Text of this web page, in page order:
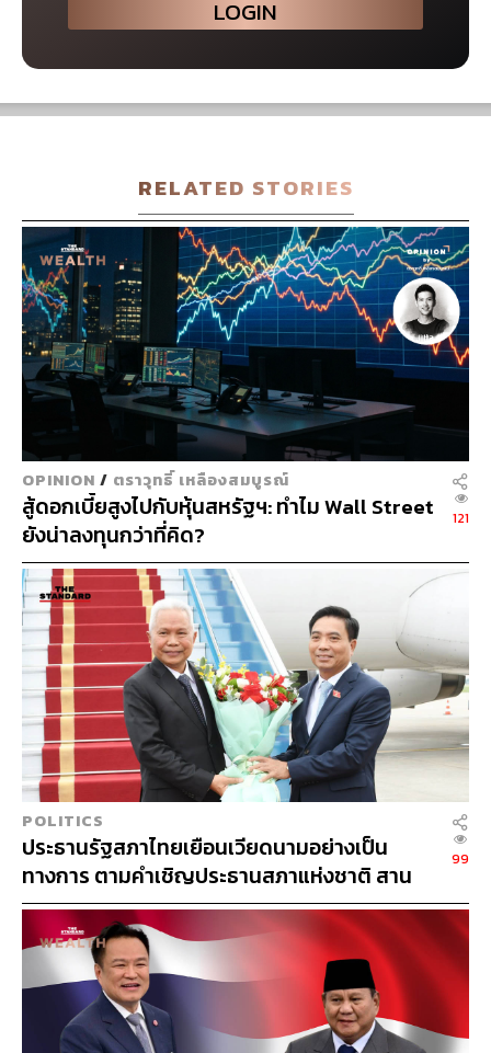
หลัก และเห็นด้วยกับการประกาศลดทอน QE ในปีนี้ เพื่อมี
ช่องทางให้ขึ้นดอกเบี้ยได้ในปี 2023
สัญญาณความเสี่ยงเชิงนโยบายจากสื่อของทางการจีนที่
มองว่าเว็บไซต์เกมออนไลน์เป็นความเสี่ยงต่อเด็กและ
จากคุมเข้มในหลายธุรกิจที่เกี่ยวข้องกับเทคโนโลยีในช่วง
ส่วนปัจจัยที่ต้องติดตามเพราะอาจมีผลกระทบต่อตลาดการ
เงินโลกในระยะข้างหน้า ได้แก่
จำนวนผู้ติดเชื้อใหม่ทั่วโลกที่เพิ่มขึ้น ทำให้หลายประเทศ
ต้องกลับมาใช้มาตรการคุมเข้ม เช่น จีน
ตัวเลขเศรษฐกิจโลกที่ชะลอลงต่อเนื่อง
ความเสี่ยงเงินเฟ้อและการตึงตัวของนโยบายการเงินที่ยัง
คงต้องติดตาม โดยภาพรวมส่งผลกระทบให้อัตราผล
ตอบแทนพันธบัตรสหรัฐฯ ปรับตัวลดลง โดยเฉพาะอายุ
10 ปี ที่ลดลงไปแตะจุดต่ำสุดที่ 1.13%
อย่างไรก็ตาม บริษัทหลักทรัพย์ (บล.) ไทยพาณิชย์ (SCBS)
เชื่อว่าเศรษฐกิจสหรัฐฯ และยุโรปน่าจะได้รับผลกระทบจาก
การระบาดรอบใหม่ไม่มากนัก เนื่องจากการฉีดวัคซีนจะ
ช่วยชะลอการติดเชื้อและความรุนแรงของโรคได้ ทำให้ไม่
ต้องปิดเมืองเป็นวงกว้าง
แต่ความเสี่ยงจะมาลงที่เศรษฐกิจตลาดเกิดใหม่ โดยเฉพาะ
ในจีนที่มีการปิดกิจกรรมเศรษฐกิจอย่างเข้มงวด โดยหลาย
ฝ่าย (เช่น IMF) มองว่า GDP จีนอาจขยายตัวลดลงกว่า
0.5% (จาก 8.6% เป็น 8.1%) ขณะที่ความเสี่ยงเงินเฟ้อยังคง
มีอยู่ โดยเฉพาะในสหรัฐฯ โดยเฉพาะจาก Supply Chain
Shortage (ซึ่งการระบาดรอบใหม่จะยิ่งทำให้ Supply Chain
มีปัญหามากขึ้น) ดังนั้น ยังเป็นไปได้ที่จะเห็นการลดทอน QE
ในระยะต่อไป
ด้านนโยบายการเงินไทย มองว่าการที่ กนง. มีมติไม่เป็น
RELATED STORIES
OPINION / ตราวุทธิ์ เหลืองสมบูรณ์
สู้ดอกเบี้ยสูงไปกับหุ้นสหรัฐฯ: ทำไม Wall Street
ยังน่าลงทุนกว่าที่คิด?
121
POLITICS
ประธานรัฐสภาไทยเยือนเวียดนามอย่างเป็น
ทางการ ตามคำเชิญประธานสภาแห่งชาติ สาน
สัมพันธ์แน่นแฟ้น 50 ปี
99